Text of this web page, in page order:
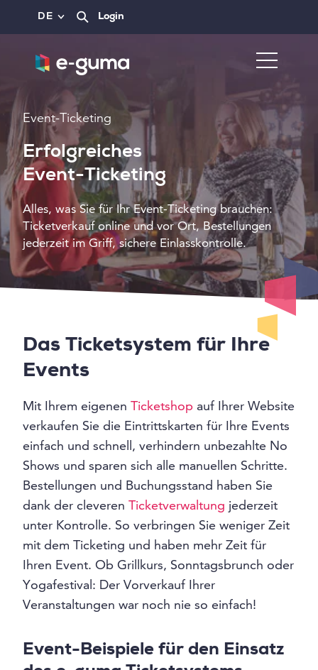
DE Login
Event-Ticketing
Erfolgreiches
Event-Ticketing
Alles, was Sie für Ihr Event-Ticketing brauchen:
Ticketverkauf online und vor Ort, Bestellungen
jederzeit im Griff, sichere Einlasskontrolle.
Das Ticketsystem für Ihre
Events
Mit Ihrem eigenen Ticketshop auf Ihrer Website
verkaufen Sie die Eintrittskarten für Ihre Events
einfach und schnell, verhindern unbezahlte No
Shows und sparen sich alle manuellen Schritte.
Bestellungen und Buchungsstand haben Sie
dank der cleveren Ticketverwaltung jederzeit
unter Kontrolle. So verbringen Sie weniger Zeit
mit dem Ticketing und haben mehr Zeit für
Ihren Event. Ob Grillkurs, Sonntagsbrunch oder
Yogafestival: Der Vorverkauf Ihrer
Veranstaltungen war noch nie so einfach!
Event-Beispiele für den Einsatz